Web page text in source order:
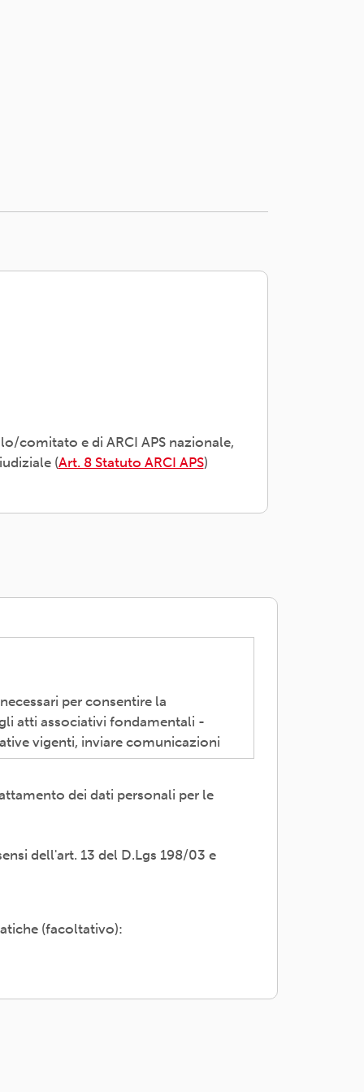
comitato e di ARCI APS nazionale,
(Art. 8 Statuto ARCI APS)
per consentire la
atti associativi fondamentali -
vigenti, inviare comunicazioni
avvalendosi di soggetti
di supporto -es. consulenza e
propri dati; rettifica, cancellazione
dei dati personali per le
dell'art. 13 del D.Lgs 198/03 e
(facoltativo):